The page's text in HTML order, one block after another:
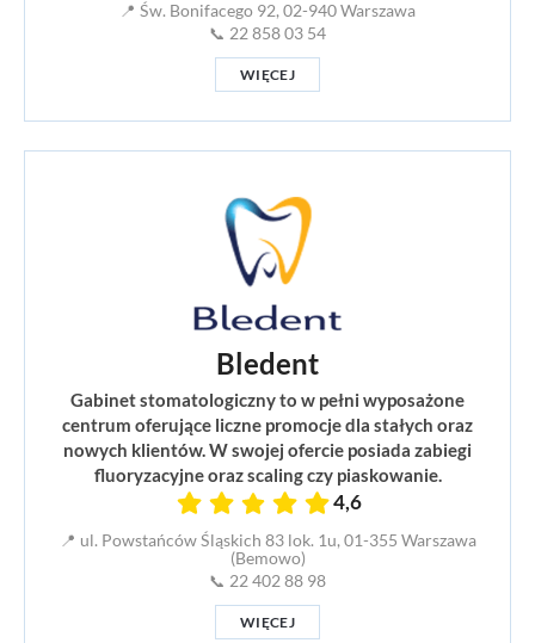
📍 Św. Bonifacego 92, 02-940 Warszawa
📞 22 858 03 54
WIĘCEJ
Bledent
Gabinet stomatologiczny to w pełni wyposażone
centrum oferujące liczne promocje dla stałych oraz
nowych klientów. W swojej ofercie posiada zabiegi
fluoryzacyjne oraz scaling czy piaskowanie.
4,6
📍 ul. Powstańców Śląskich 83 lok. 1u, 01-355 Warszawa
(Bemowo)
📞 22 402 88 98
WIĘCEJ